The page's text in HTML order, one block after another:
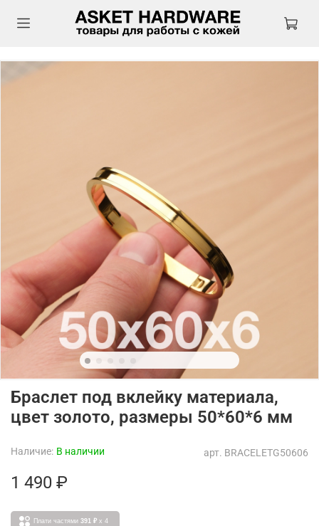
арт. BRACELETG50606
Наличие: В наличии
Браслет под вклейку материала,
цвет золото, размеры 50*60*6 мм
1 490 ₽
Плати частями 391 ₽ x 4